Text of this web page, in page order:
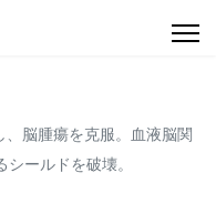
脳腫瘍を克服。血液脳関
ールドを破壊。